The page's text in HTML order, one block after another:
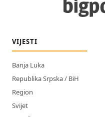
VIJESTI
Banja Luka
Republika Srpska / BiH
Region
Svijet